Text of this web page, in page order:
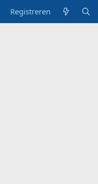
Registreren